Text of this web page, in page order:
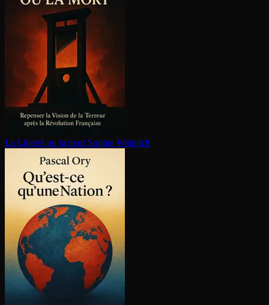
La Liberté ou la mort Sophie Wahnich